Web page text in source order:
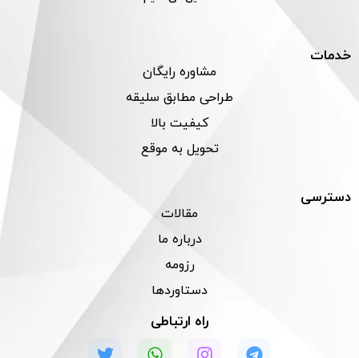
خدمات
مشاوره رایگان
طراحی مطابق سلیقه
کیفیت بالا
تحویل به موقع
دسترسی
مقالات
درباره ما
رزومه
دستاوردها
راه ارتباطی